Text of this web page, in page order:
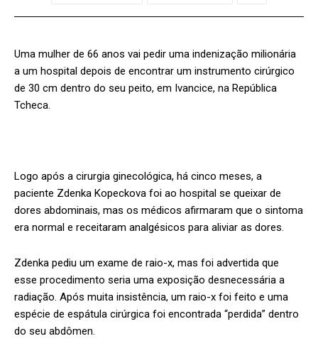
Uma mulher de 66 anos vai pedir uma indenização milionária
a um hospital depois de encontrar um instrumento cirúrgico
de 30 cm dentro do seu peito, em Ivancice, na República
Tcheca.
Logo após a cirurgia ginecológica, há cinco meses, a
paciente Zdenka Kopeckova foi ao hospital se queixar de
dores abdominais, mas os médicos afirmaram que o sintoma
era normal e receitaram analgésicos para aliviar as dores.
Zdenka pediu um exame de raio-x, mas foi advertida que
esse procedimento seria uma exposição desnecessária a
radiação. Após muita insistência, um raio-x foi feito e uma
espécie de espátula cirúrgica foi encontrada “perdida” dentro
do seu abdômen.